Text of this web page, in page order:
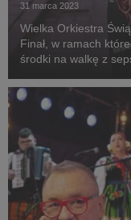
31 marca 2023
Wielka Orkiestra
Finał, w ramach
środki na walkę z
złotych więcej niż